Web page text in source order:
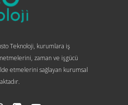
Teknoloji, kurumlara iş
zaman ve işgücü
etmelerini sağlayan kurumsal